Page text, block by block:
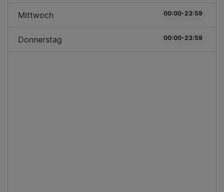
Mittwoch 00:00-23:59
Donnerstag 00:00-23:59